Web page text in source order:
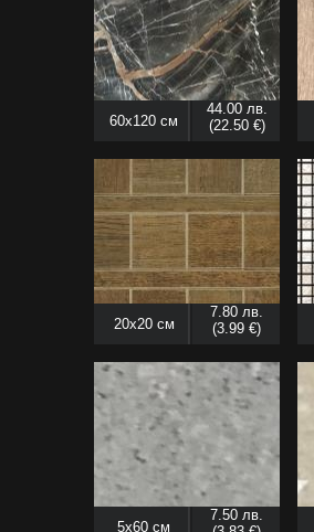
60x120 см
44.00 лв.
(22.50 €)
20x20 см
7.80 лв.
(3.99 €)
5x60 см
7.50 лв.